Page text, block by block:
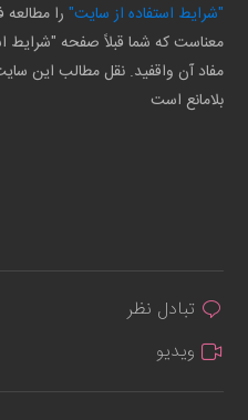
"شرایط استفاده از سایت" را
معناست که شما قبلاً صفحه "شرایط
مفاد آن واقفید. نقل مطالب این
بلامانع است
تبادل نظر
ویدیو